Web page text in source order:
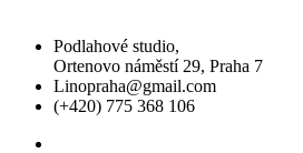
Podlahové studio,
Ortenovo náměstí 29, Praha 7
Linopraha@gmail.com
(+420) 775 368 106